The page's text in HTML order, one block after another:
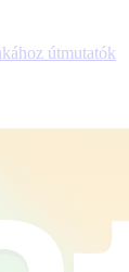
útmutatók